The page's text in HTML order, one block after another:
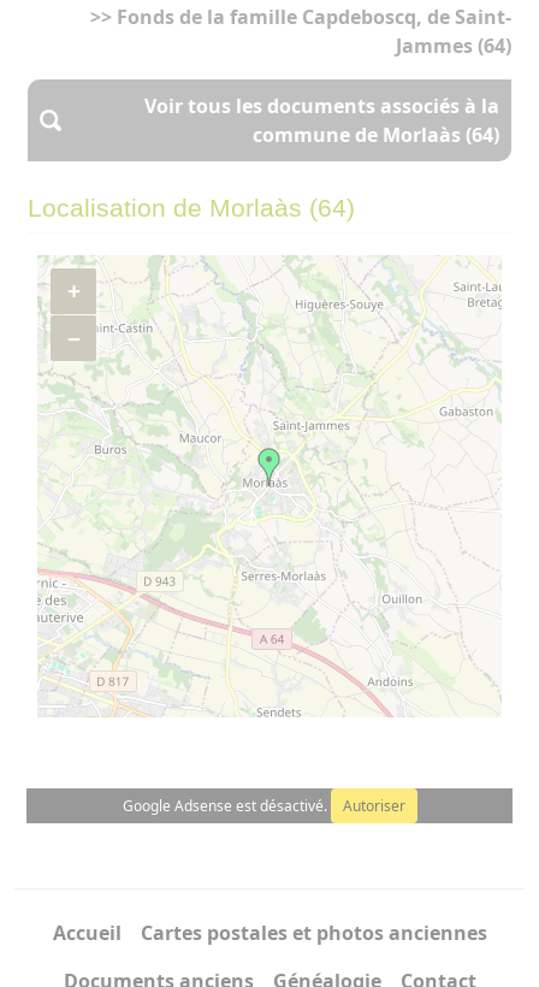
>> Fonds de la famille Capdeboscq, de Saint-
Jammes (64)
Voir tous les documents associés à la
commune de Morlaàs (64)
Localisation de Morlaàs (64)
+
−
»
Google Adsense est désactivé. Autoriser
Accueil
Cartes postales et photos anciennes
Documents anciens
Généalogie Contact